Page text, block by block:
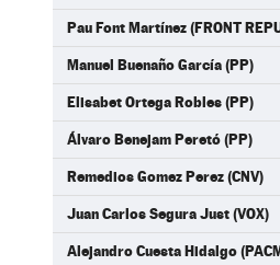
Pau Font Martínez (FRONT
Manuel Buenaño García (PP)
Elisabet Ortega Robles (PP)
Álvaro Benejam Peretó (PP)
Remedios Gomez Perez (CNV)
Juan Carlos Segura Just (VOX)
Alejandro Cuesta Hidalgo